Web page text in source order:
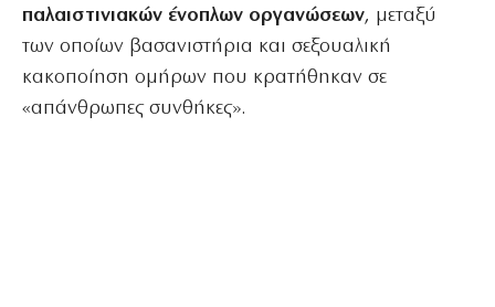
παλαιστινιακών ένοπλων οργανώσεων, μεταξύ
των οποίων βασανιστήρια και σεξουαλική
κακοποίηση ομήρων που κρατήθηκαν σε
«απάνθρωπες συνθήκες».